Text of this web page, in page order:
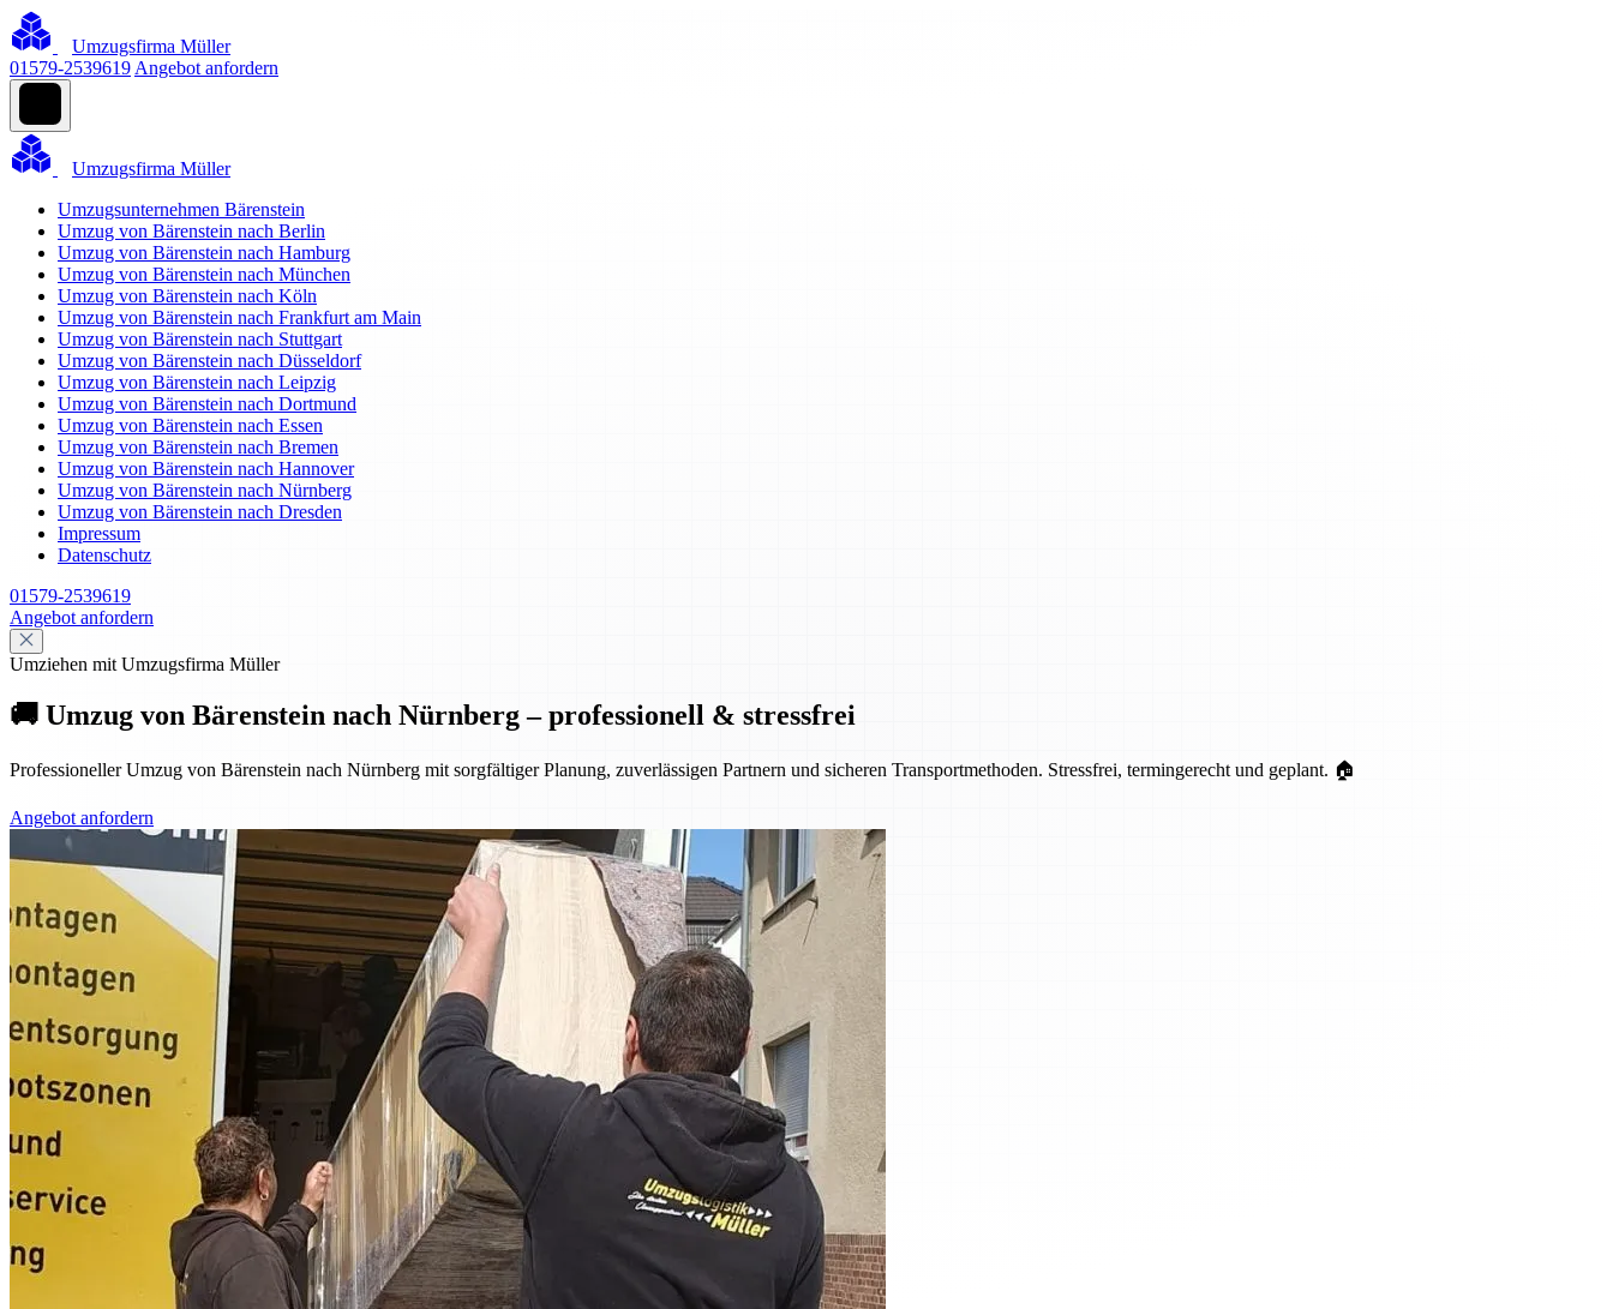
Umzugsfirma Müller
01579-2539619 Angebot anfordern
Umzugsfirma Müller
Umzugsunternehmen Bärenstein
Umzug von Bärenstein nach Berlin
Umzug von Bärenstein nach Hamburg
Umzug von Bärenstein nach München
Umzug von Bärenstein nach Köln
Umzug von Bärenstein nach Frankfurt am Main
Umzug von Bärenstein nach Stuttgart
Umzug von Bärenstein nach Düsseldorf
Umzug von Bärenstein nach Leipzig
Umzug von Bärenstein nach Dortmund
Umzug von Bärenstein nach Essen
Umzug von Bärenstein nach Bremen
Umzug von Bärenstein nach Hannover
Umzug von Bärenstein nach Nürnberg
Umzug von Bärenstein nach Dresden
Impressum
Datenschutz
01579-2539619
Angebot anfordern
Umziehen mit Umzugsfirma Müller
🚚 Umzug von Bärenstein nach Nürnberg – professionell & stressfrei
Professioneller Umzug von Bärenstein nach Nürnberg mit sorgfältiger Planung, zuverlässigen Partnern und sicheren Transportmethoden. Stressfrei, termingerecht und geplant. 🏠
Angebot anfordern